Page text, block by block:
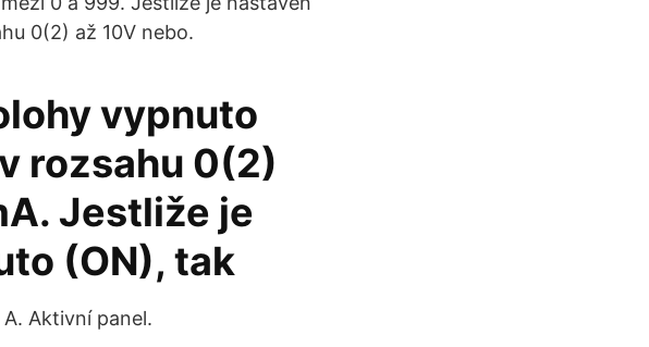
0(2) až 10V nebo.
vypnuto
rozsahu 0(2)
Jestliže je
(ON), tak
Aktivní panel.